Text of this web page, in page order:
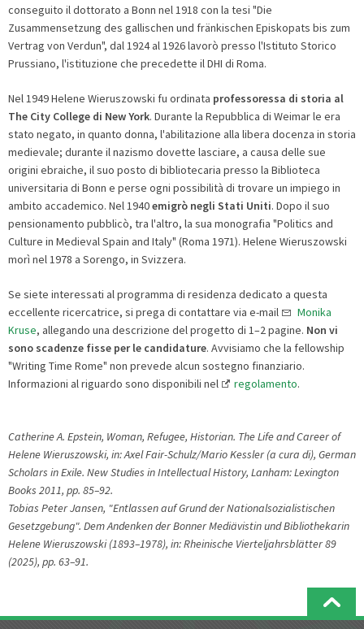
conseguito il dottorato a Bonn nel 1918 con la tesi "Die
Zusammensetzung des gallischen und fränkischen Episkopats bis zum
Vertrag von Verdun", dal 1924 al 1926 lavorò presso l'Istituto Storico
Prussiano, l'istituzione che precedette il DHI di Roma.
Nel 1949 Helene Wieruszowski fu ordinata professoressa di storia al
The City College di New York. Durante la Repubblica di Weimar le era
stato negato, in quanto donna, l'abilitazione alla libera docenza in storia
medievale; durante il nazismo dovette lasciare, a causa delle sue
origini ebraiche, il suo posto di bibliotecaria presso la Biblioteca
universitaria di Bonn e perse ogni possibilità di trovare un impiego in
ambito accademico. Nel 1940emigrò negli Stati Uniti. Dopo il suo
pensionamento pubblicò, tra l'altro, la sua monografia "Politics and
Culture in Medieval Spain and Italy" (Roma 1971). Helene Wieruszowski
morì nel 1978 a Sorengo, in Svizzera.
Se siete interessati al programma di residenza dedicato a questa
eccellente ricercatrice, si prega di contattare via e-mail
Monika
Kruse, allegando una descrizione del progetto di 1–2 pagine. Non vi
sono scadenze fisse per le candidature. Avvisiamo che la fellowship
"Writing Time Rome" non prevede alcun sostegno finanziario.
Informazioni al riguardo sono disponibili nel
regolamento.
Catherine A. Epstein, Woman, Refugee, Historian. The Life and Career of
Helene Wieruszowski, in: Axel Fair-Schulz/Mario Kessler (a cura di), German
Scholars in Exile. New Studies in Intellectual History, Lanham: Lexington
Books 2011, pp. 85–92.
Tobias Peter Jansen, "Entlassen auf Grund der Nationalsozialistischen
Gesetzgebung". Dem Andenken der Bonner Mediävistin und Bibliothekarin
Helene Wieruszowski (1893–1978), in: Rheinische Vierteljahrsblätter 89
(2025), pp. 63–91.